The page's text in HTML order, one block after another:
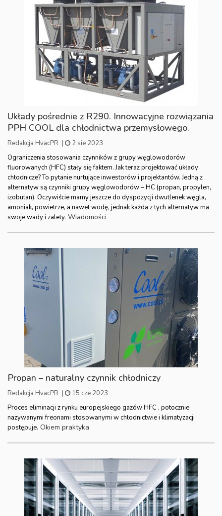
Układy pośrednie z R290. Innowacyjne rozwiązania
PPH COOL dla chłodnictwa przemysłowego.
Redakcja HvacPR |
2 sie 2023
Ograniczenia stosowania czynników z grupy węglowodorów
fluorowanych (HFC) stały się faktem. Jak teraz projektować układy
chłodnicze? To pytanie nurtujące inwestorów i projektantów. Jedną z
alternatyw są czynniki grupy węglowodorów – HC (propan, propylen,
izobutan). Oczywiście mamy jeszcze do dyspozycji dwutlenek węgla,
amoniak, powietrze, a nawet wodę, jednak każda z tych alternatyw ma
swoje wady i zalety. Wiadomości
Propan – naturalny czynnik chłodniczy
Redakcja HvacPR |
15 cze 2023
Proces eliminacji z rynku europejskiego gazów HFC , potocznie
nazywanymi freonami stosowanymi w chłodnictwie i klimatyzacji
postępuje. Okiem praktyka